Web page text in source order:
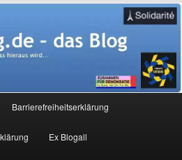
– das Blog
Barrierefreiheitserklärung
Ex Blogall